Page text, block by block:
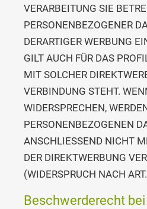
VERARBEITUNG SIE
PERSONENBEZOGENER
DERARTIGER WERBUNG
GILT AUCH FÜR DAS
MIT SOLCHER
VERBINDUNG STEHT.
WIDERSPRECHEN,
PERSONENBEZOGENEN
ANSCHLIESSEND NICHT
DER DIREKTWERBUNG
(WIDERSPRUCH NACH
Beschwerde­recht